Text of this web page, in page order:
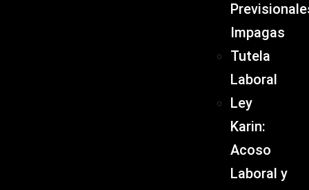
Impagas
Tutela
Laboral
Ley
Karin:
Acoso
Laboral y